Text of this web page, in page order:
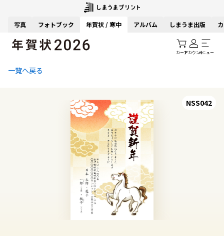
写真 フォトブック 年賀状 / 寒中 アルバム しまうま出版
カートアカウントメニュー
一覧へ戻る
NSS042